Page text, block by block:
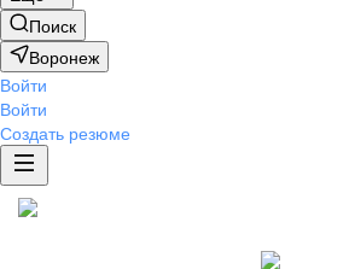
Поиск
Воронеж
Войти
Войти
Создать резюме